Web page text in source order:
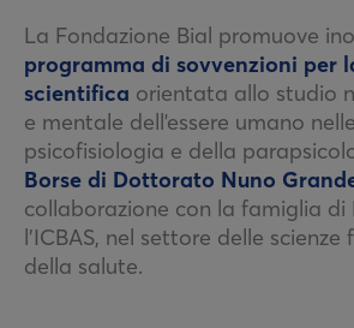
La Fondazione Bial promuove
programma di sovvenzioni per
scientifica orientata allo studio
e mentale dell'essere umano
psicofisiologia e della
Borse di Dottorato Nuno
collaborazione con la famiglia di
l’ICBAS, nel settore delle
della salute.